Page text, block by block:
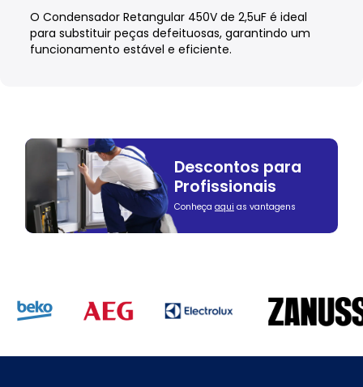
O Condensador Retangular 450V de 2,5uF é ideal
para substituir peças defeituosas, garantindo um
funcionamento estável e eficiente.
Descontos para
Profissionais
Conheça aqui as vantagens